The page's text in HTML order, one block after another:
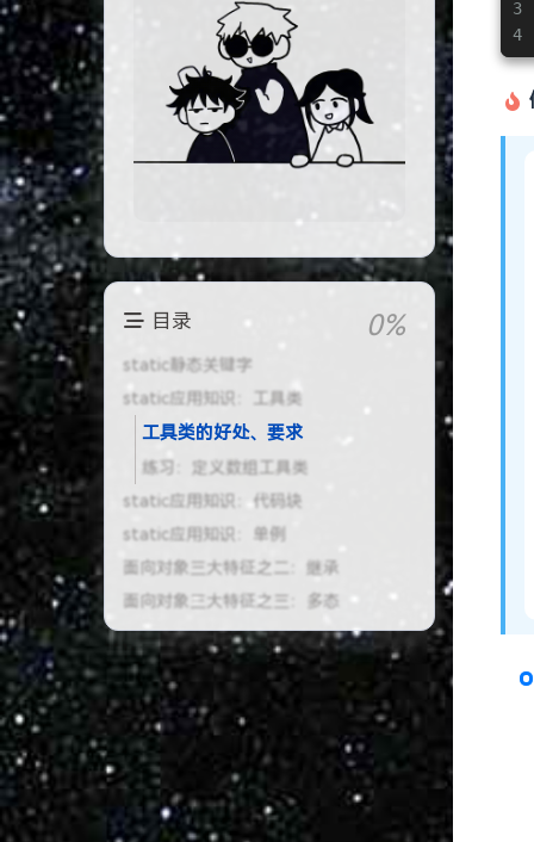
3
4
目录
static静态关键字
static应用知识：工具类
工具类的好处、要求
练习：定义数组工具类
static应用知识：代码块
static应用知识：单例
面向对象三大特征之二：继承
面向对象三大特征之三：多态